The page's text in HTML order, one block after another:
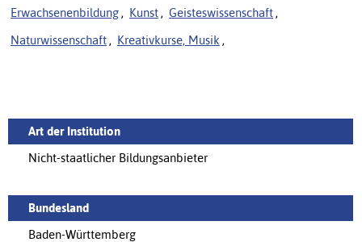
Erwachsenenbildung , Kunst , Geisteswissenschaft ,
Naturwissenschaft , Kreativkurse, Musik ,
Art der Institution
Nicht-staatlicher Bildungsanbieter
Bundesland
Baden-Württemberg